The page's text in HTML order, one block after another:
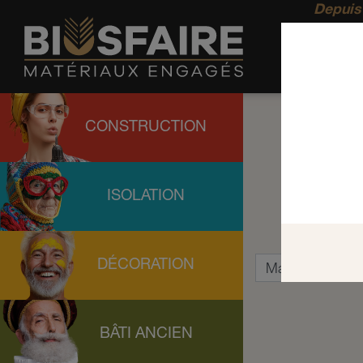
CONSTRUCTION
ISOLATION
DÉCORATION
BÂTI ANCIEN